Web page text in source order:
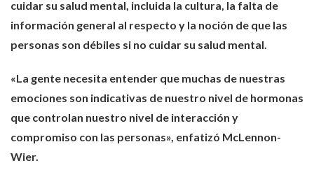
cuidar su salud mental, incluida la cultura, la falta de
información general al respecto y la noción de que las
personas son débiles si no cuidar su salud mental.
«La gente necesita entender que muchas de nuestras
emociones son indicativas de nuestro nivel de hormonas
que controlan nuestro nivel de interacción y
compromiso con las personas», enfatizó McLennon-
Wier.